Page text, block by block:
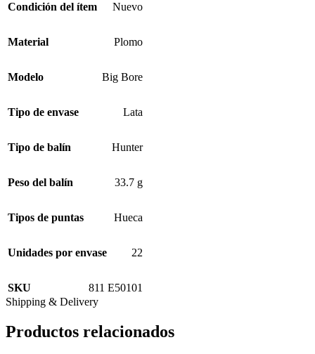
Condición del ítem Nuevo
Material Plomo
Modelo Big Bore
Tipo de envase Lata
Tipo de balín Hunter
Peso del balín 33.7 g
Tipos de puntas Hueca
Unidades por envase 22
SKU
811 E50101
Shipping & Delivery
Productos relacionados